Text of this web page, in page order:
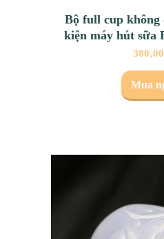
Bộ full cup không
kiện máy hút sữa
Mua